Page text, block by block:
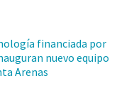
financiada por
nuevo equipo
Arenas